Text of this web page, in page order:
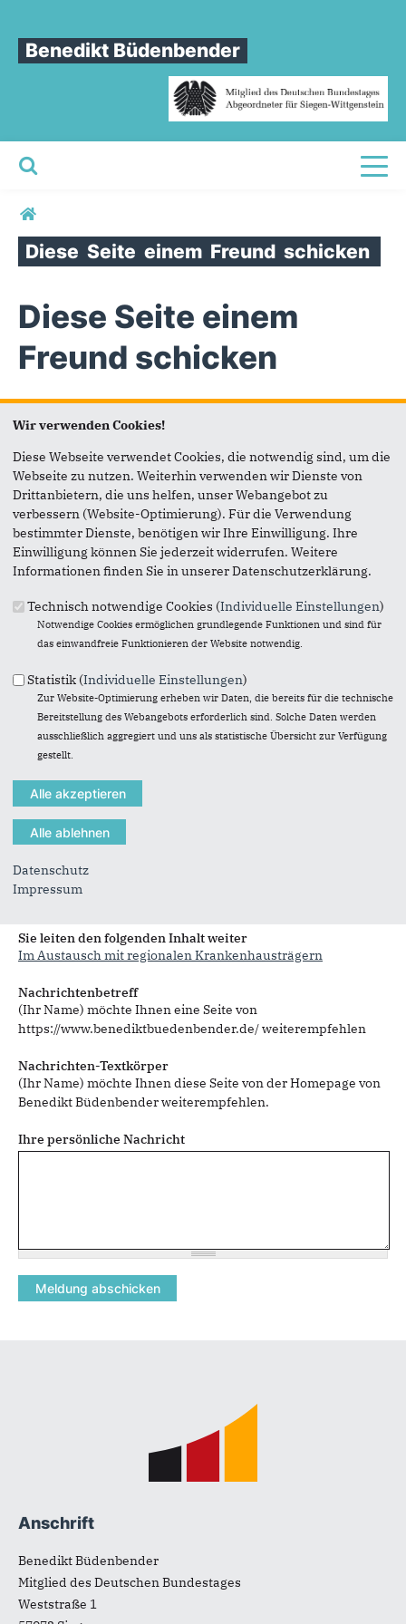
Benedikt Büdenbender
Sie sind hier
Diese Seite einem Freund schicken
Diese Seite einem
Freund schicken
Seite versenden
Vielen Dank, dass Sie die Inhalte unserer Homepage
weiterempfehlen.
Anmerkung: Ihre E-Mail-Adresse wird benötigt um die
Personen, denen Sie die Seite weiterempfehlen, zu
informieren, von wem die Empfehlung kommt, und dass es
kein Spam ist.
Das mit * gekennzeichnete Feld ist ein Pflichtfeld.
Eigene E-Mail-Adresse*
Eigener Name
Sie leiten den folgenden Inhalt weiter
Im Austausch mit regionalen Krankenhausträgern
Nachrichtenbetreff
(Ihr Name) möchte Ihnen eine Seite von
https://www.benediktbuedenbender.de/ weiterempfehlen
Nachrichten-Textkörper
(Ihr Name) möchte Ihnen diese Seite von der Homepage von
Benedikt Büdenbender weiterempfehlen.
Ihre persönliche Nachricht
Anschrift
Benedikt Büdenbender
Mitglied des Deutschen Bundestages
Weststraße 1
Wir verwenden Cookies!
Diese Webseite verwendet Cookies, die notwendig sind, um die
Webseite zu nutzen. Weiterhin verwenden wir Dienste von
Drittanbietern, die uns helfen, unser Webangebot zu
verbessern (Website-Optimierung). Für die Verwendung
bestimmter Dienste, benötigen wir Ihre Einwilligung. Ihre
Einwilligung können Sie jederzeit widerrufen. Weitere
Informationen finden Sie in unserer Datenschutzerklärung.
Technisch notwendige Cookies (Individuelle Einstellungen)
Notwendige Cookies ermöglichen grundlegende Funktionen und sind für
das einwandfreie Funktionieren der Website notwendig.
Statistik (Individuelle Einstellungen)
Zur Website-Optimierung erheben wir Daten, die bereits für die technische
Bereitstellung des Webangebots erforderlich sind. Solche Daten werden
ausschließlich aggregiert und uns als statistische Übersicht zur Verfügung
gestellt.
Datenschutz
Impressum